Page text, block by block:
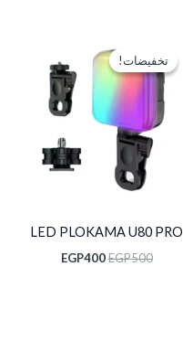
تخفيضات!
تخفيضات!
LED PLOKAMA U80 PRO
EGP500
الأصلي
EGP500.
EGP400
هو:
EGP400.